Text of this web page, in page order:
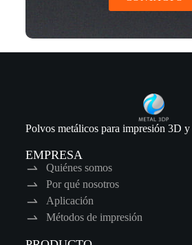
Polvos metálicos para impresión 3D
EMPRESA
Quiénes somos
Por qué nosotros
Aplicación
Métodos de impresión